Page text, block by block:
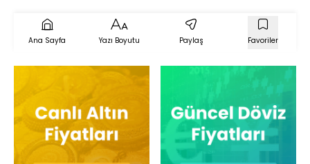
Ana Sayfa Yazı Boyutu Paylaş Favoriler